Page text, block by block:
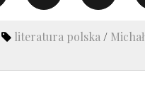
literatura polska /